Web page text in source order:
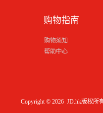
购物指南
购物须知
帮助中心
Copyright © 2026 JD.hk版权所